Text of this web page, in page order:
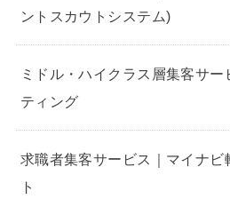
ントスカウトシステム)
ミドル・ハイクラス層集客サ
ティング
求職者集客サービス｜マイナビ
ト